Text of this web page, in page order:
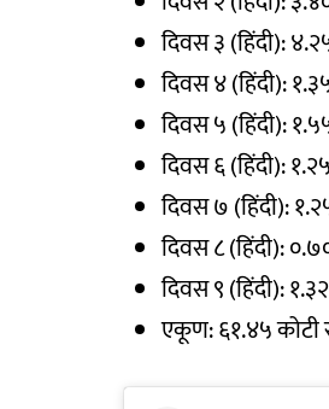
दिवस ३ (हिंदी):
दिवस ४ (हिंदी):
दिवस ५ (हिंदी):
दिवस ६ (हिंदी):
दिवस ७ (हिंदी):
दिवस ८ (हिंदी):
दिवस ९ (हिंदी):
एकूण: ६१.४५